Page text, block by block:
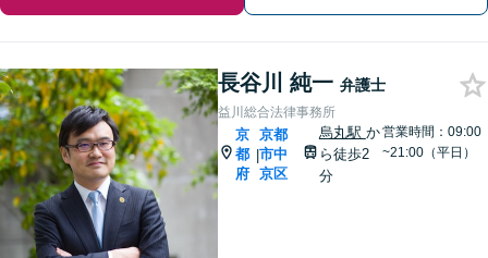
長谷川 純一 弁護士
益川総合法律事務所
京
都
府
|
京都
市中
京区
烏丸駅 か
ら徒歩2
分
営業時間：09:00
~21:00（平日）